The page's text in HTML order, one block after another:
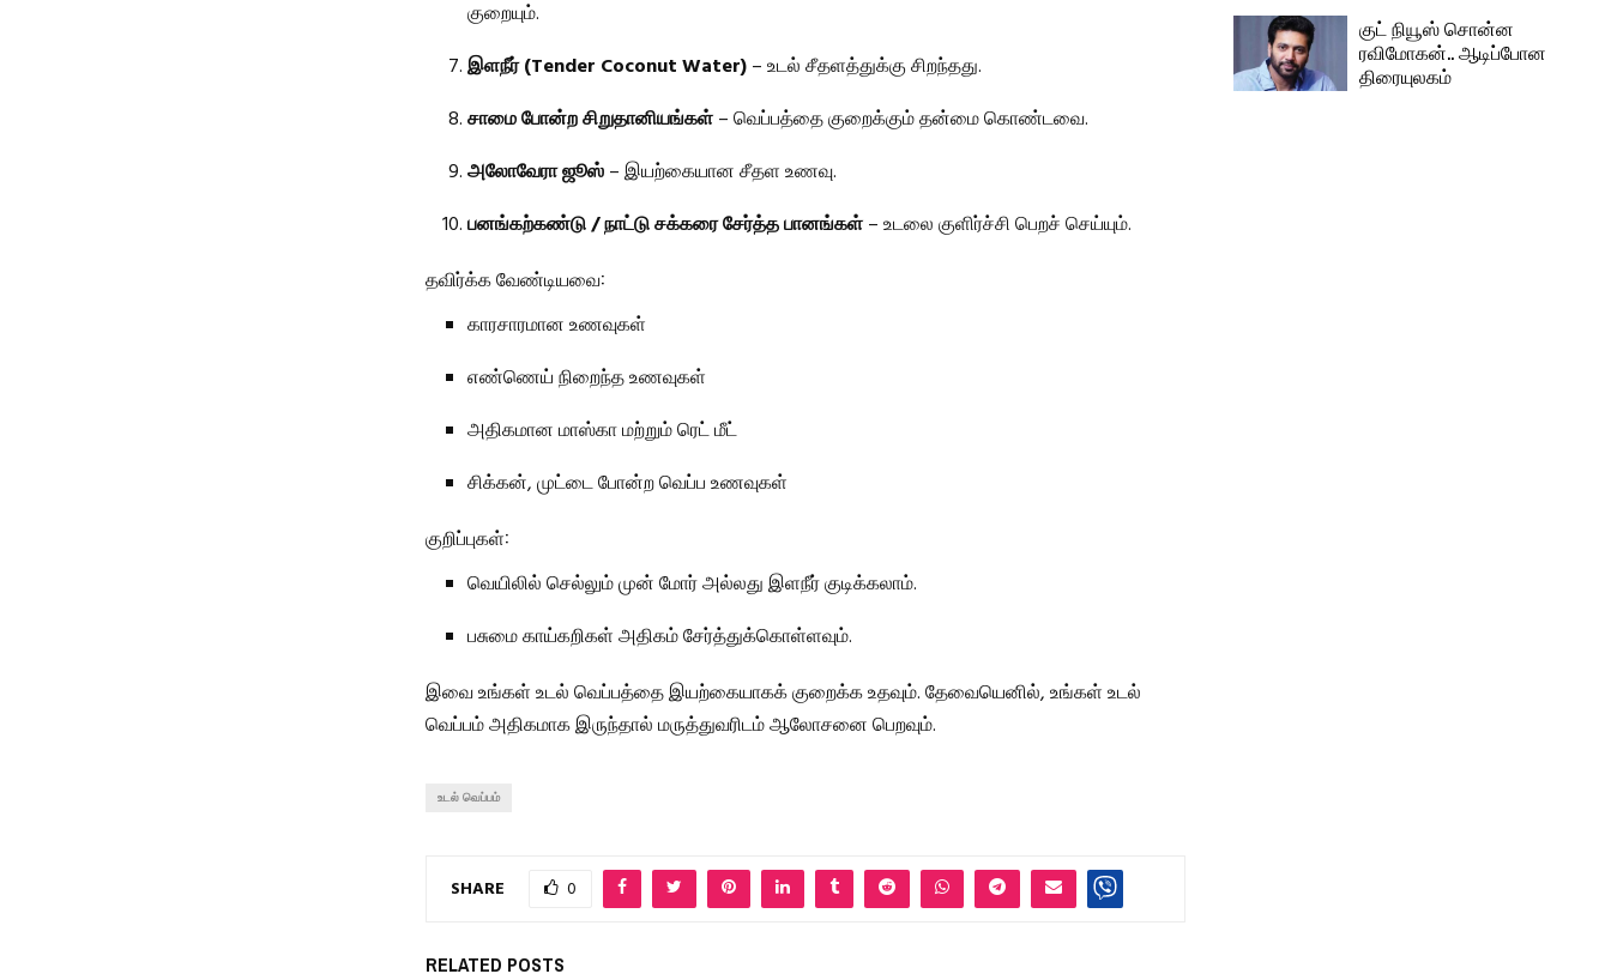
குறையும்.
இளநீர் (Tender Coconut Water)– உடல் சீதளத்துக்கு சிறந்தது.
சாமை போன்ற சிறுதானியங்கள்– வெப்பத்தை குறைக்கும் தன்மை கொண்டவை.
அலோவேரா ஜூஸ்– இயற்கையான சீதள உணவு.
பனங்கற்கண்டு / நாட்டு சக்கரை சேர்த்த பானங்கள்– உடலை குளிர்ச்சி பெறச் செய்யும்.
தவிர்க்க வேண்டியவை:
காரசாரமான உணவுகள்
எண்ணெய் நிறைந்த உணவுகள்
அதிகமான மாஸ்கா மற்றும் ரெட் மீட்
சிக்கன், முட்டை போன்ற வெப்ப உணவுகள்
குறிப்புகள்:
வெயிலில் செல்லும் முன் மோர் அல்லது இளநீர் குடிக்கலாம்.
பசுமை காய்கறிகள் அதிகம் சேர்த்துக்கொள்ளவும்.
இவை உங்கள் உடல் வெப்பத்தை இயற்கையாகக் குறைக்க உதவும். தேவையெனில், உங்கள் உடல்
வெப்பம் அதிகமாக இருந்தால் மருத்துவரிடம் ஆலோசனை பெறவும்.
உடல் வெப்பம்
SHARE 0
RELATED POSTS
குட் நியூஸ் சொன்ன
ரவிமோகன்.. ஆடிப்போன
திரையுலகம்